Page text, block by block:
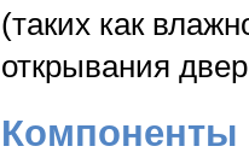
(таких как
открывания
Компоненты